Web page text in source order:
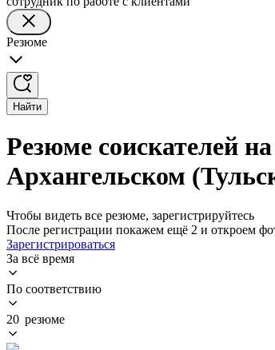
Резюме
Найти
Резюме соискателей
Архангельском
Чтобы видеть все резюме, зарегистрируйтесь
После регистрации покажем ещё 2 и откроем
Зарегистрироваться
За всё время
По соответствию
20 резюме